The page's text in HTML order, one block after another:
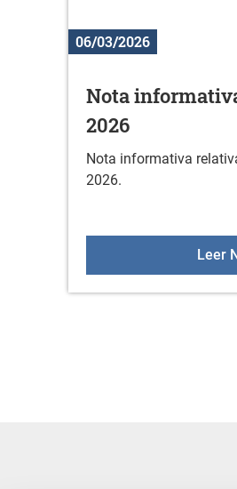
06/03/2026
Nota
2026
Nota informativa
2026.
Leer